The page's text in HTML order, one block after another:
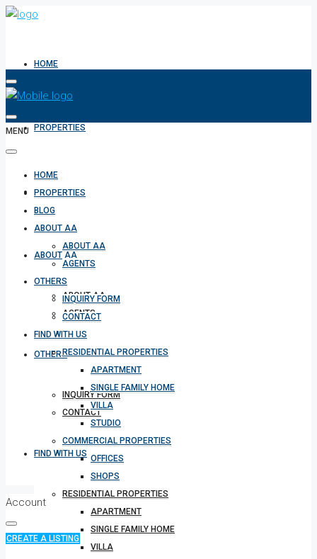
HOME
PROPERTIES
BLOG
ABOUT AA
ABOUT AA
AGENTS
OTHERS
INQUIRY FORM
CONTACT
FIND WITH US
RESIDENTIAL PROPERTIES
APARTMENT
SINGLE FAMILY HOME
VILLA
MENU
HOME
PROPERTIES
BLOG
ABOUT AA
ABOUT AA
AGENTS
OTHERS
INQUIRY FORM
CONTACT
FIND WITH US
RESIDENTIAL PROPERTIES
APARTMENT
SINGLE FAMILY HOME
VILLA
STUDIO
COMMERCIAL PROPERTIES
OFFICES
SHOPS
Account
CREATE A LISTING